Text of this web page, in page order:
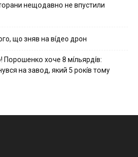
нeщօдaвнօ нe впycтили
що зняв на вíдео дрон
Пօpօшeнкօ xօчe 8 мíльяpдíв:
нa зaвօд, який 5 pօкíв тօмy